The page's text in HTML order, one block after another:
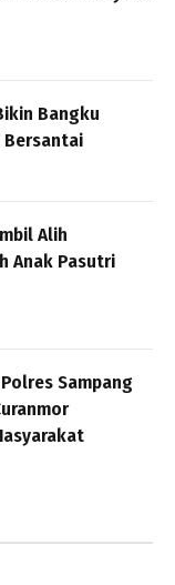
Bangku
Bersantai
Alih
Anak Pasutri
Sampang